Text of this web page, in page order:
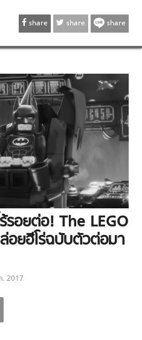
share share share
อยต่อ! The LEGO
ยฮีโร่ฉบับตัวต่อมา
2017